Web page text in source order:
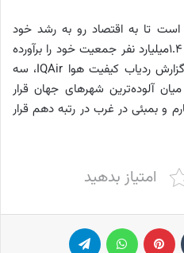
تا به اقتصاد رو به رشد خود
سوخت‌رسانی کند و نیازهای انرژی ۱.۴‌میلیارد نفر جمعیت خود را برآورده
سازد. دیروز چهارشنبه، بر اساس گزارش ردیاب کیفیت هوا IQAir، سه
آلوده‌ترین شهرهای جهان قرار
و بمبئی در غرب در رتبه دهم قرار
امتیاز بدهید
‫تامبلر پینترست